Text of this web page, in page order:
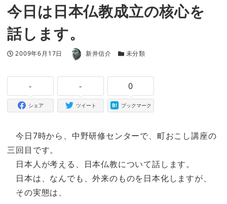
今日は日本仏教成立の核心を
話します。
投稿日
2009年6月17日 著者 新井信介 カテゴリー
未分類
-
シェア
-
ツイート
0
ブックマーク
今日7時から、中野研修センターで、町おこし講座の
三回目です。
日本人が考える、日本仏教について話します。
日本は、なんでも、外来のものを日本化しますが、
その実態は、